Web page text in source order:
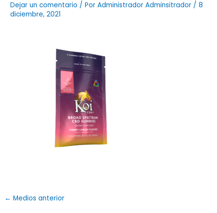
Dejar un comentario / PorAdministrador Adminsitrador /8
diciembre, 2021
← Medios anterior